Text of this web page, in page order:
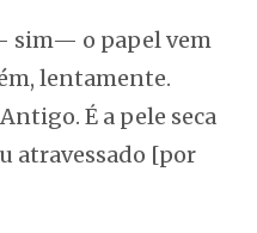
sim— o papel vem
lentamente.
É a pele seca
atravessado [por